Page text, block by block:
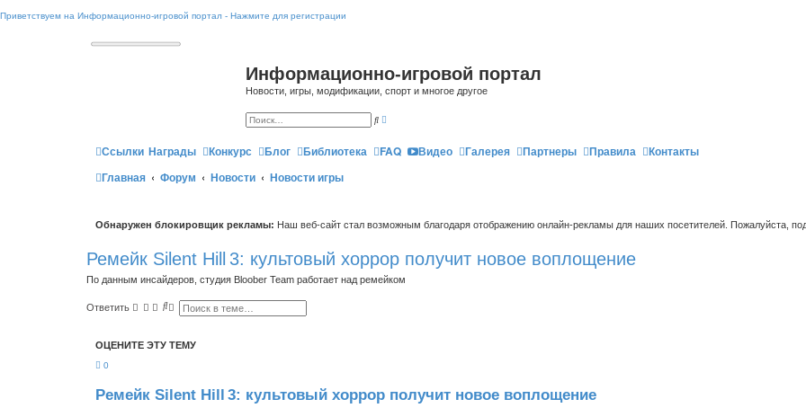
Приветствуем на Информационно-игровой портал - Нажмите для регистрации
Информационно-игровой портал
Новости, игры, модификации, спорт и многое другое
П
с
к
ш
и
п
с
к
Ссылки Награды Конкурс Блог Библиотека FAQ Видео Галерея Партнеры Правила Контакты
Главная
Форум Новости Новости игры
Обнаружен блокировщик рекламы: Наш веб-сайт стал возможным благодаря отображению онлайн-рекламы для наших посетителей. Пожалуйста,
Ремейк Silent Hill 3: культовый хоррор получит новое воплощение
По данным инсайдеров, студия Bloober Team работает над ремейком
Ответить
П
к
Р
и
н
ы
ОЦЕНИТЕ ЭТУ ТЕМУ
0
Ремейк Silent Hill 3: культовый хоррор получит новое воплощение